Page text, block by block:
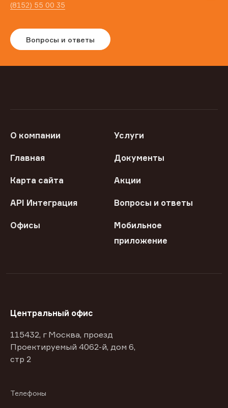
(8152) 55 00 35
Вопросы и ответы
О компании Услуги
Главная Документы
Карта сайта Акции
API Интеграция Вопросы и ответы
Офисы
Мобильное
приложение
Центральный офис
115432, г Москва, проезд
Проектируемый 4062-й, дом 6,
стр 2
Телефоны